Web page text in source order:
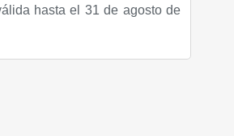
hasta el 31 de agosto de